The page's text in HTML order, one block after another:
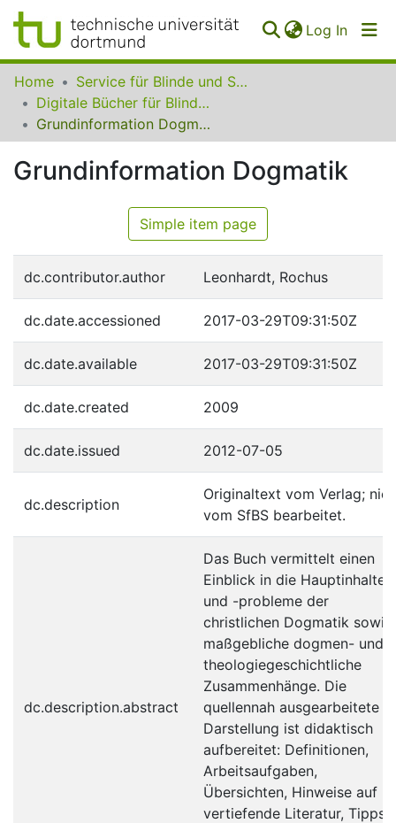
Log In
Communities
Collections
Home
Service für Blinde und Sehbehinderte der UB Dortmund
Digitale Bücher für Blinde und Sehbehinderte
Grundinformation Dogmatik
Grundinformation Dogmatik
Simple item page
dc.contributor.author Leonhardt, Rochus
dc.date.accessioned 2017-03-29T09:31:50Z
dc.date.available 2017-03-29T09:31:50Z
dc.date.created 2009
dc.date.issued 2012-07-05
dc.description
Originaltext vom Verlag;
vom SfBS bearbeitet.
dc.description.abstract
Das Buch vermittelt einen
Einblick in die Hauptinhalte
und -probleme der
christlichen Dogmatik sowie
maßgebliche dogmen- und
theologiegeschichtliche
Zusammenhänge. Die
quellennah ausgearbeitete
Darstellung ist didaktisch
aufbereitet: Definitionen,
Arbeitsaufgaben,
Übersichten, Hinweise auf
vertiefende Literatur, Tipps